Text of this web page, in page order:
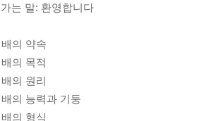
는 말: 환영합니다
의 약속
의 목적
의 원리
의 능력과 기둥
의 형식